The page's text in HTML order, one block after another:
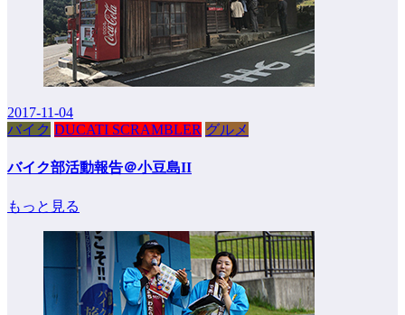
2017-11-04
バイク DUCATI SCRAMBLER グルメ
バイク部活動報告＠小豆島II
もっと見る